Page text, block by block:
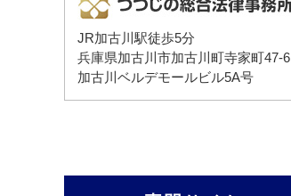
JR加古川駅徒歩5分
兵庫県加古川市加古川町寺家町47-6
加古川ベルデモールビル5A号